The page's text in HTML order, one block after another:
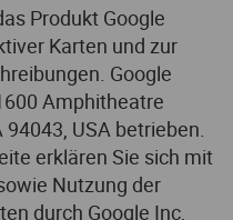
Produkt Google
Karten und zur
Google
Amphitheatre
USA betrieben.
erklären Sie sich mit
Nutzung der
durch Google Inc,